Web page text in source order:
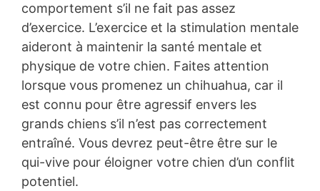
comportement s’il ne fait pas assez
d’exercice. L’exercice et la stimulation mentale
aideront à maintenir la santé mentale et
physique de votre chien. Faites attention
lorsque vous promenez un chihuahua, car il
est connu pour être agressif envers les
grands chiens s’il n’est pas correctement
entraîné. Vous devrez peut-être être sur le
qui-vive pour éloigner votre chien d’un conflit
potentiel.